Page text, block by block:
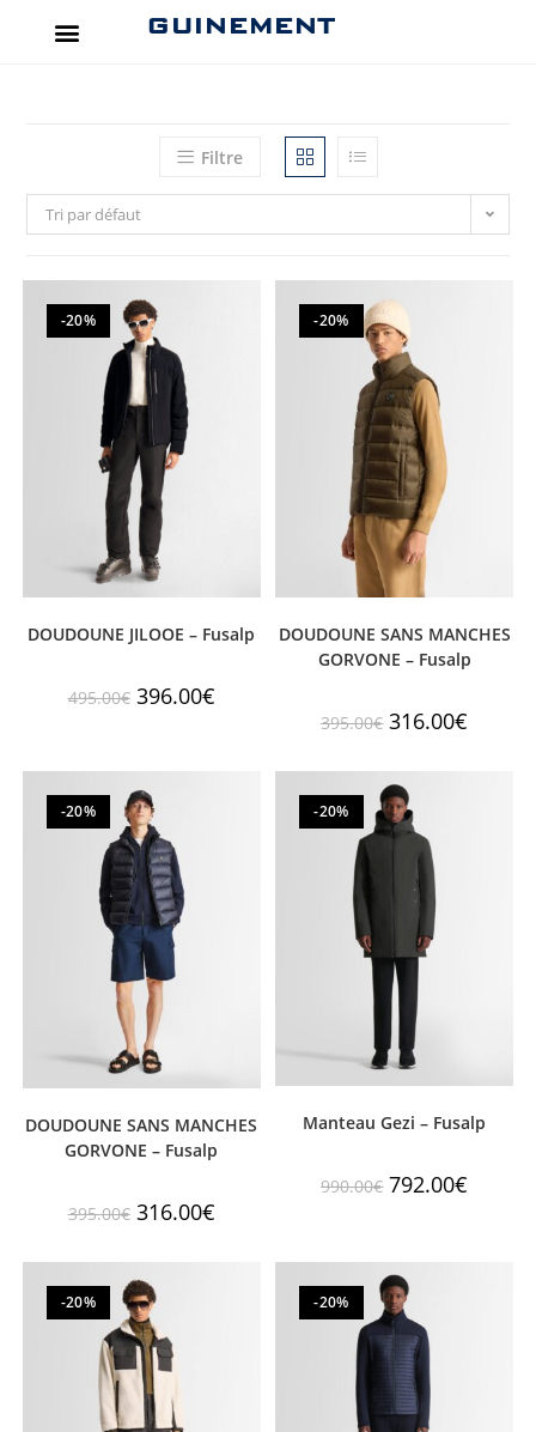
GUINEMENT
Filtre
Tri par défaut
-20%
DOUDOUNE JILOOE – Fusalp
495.00€ 396.00€
-20%
DOUDOUNE SANS MANCHES
GORVONE – Fusalp
395.00€ 316.00€
-20%
DOUDOUNE SANS MANCHES
GORVONE – Fusalp
395.00€ 316.00€
-20%
Manteau Gezi – Fusalp
990.00€ 792.00€
-20% -20%